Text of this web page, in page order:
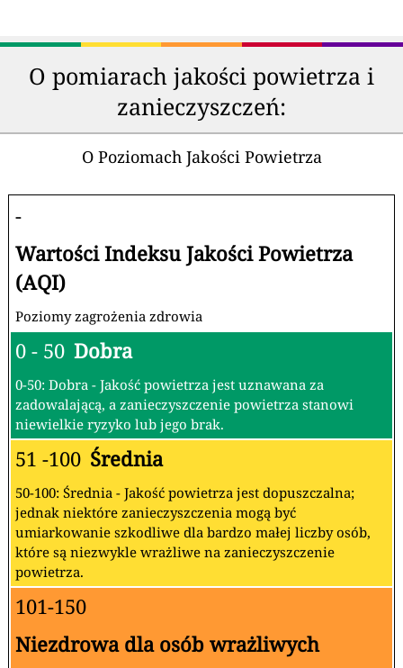
O pomiarach jakości powietrza i
zanieczyszczeń:
O Poziomach Jakości Powietrza
-
Wartości Indeksu Jakości Powietrza
(AQI)
Poziomy zagrożenia zdrowia
0 - 50 Dobra
0-50: Dobra - Jakość powietrza jest uznawana za
zadowalającą, a zanieczyszczenie powietrza stanowi
niewielkie ryzyko lub jego brak.
51 -100 Średnia
50-100: Średnia - Jakość powietrza jest dopuszczalna;
jednak niektóre zanieczyszczenia mogą być
umiarkowanie szkodliwe dla bardzo małej liczby osób,
które są niezwykle wrażliwe na zanieczyszczenie
powietrza.
101-150
Niezdrowa dla osób wrażliwych